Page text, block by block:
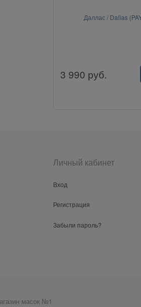
Даллас / Dallas
3 990 руб.
Личный кабинет
Вход
Регистрация
Забыли пароль?
масок №1